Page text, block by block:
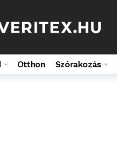
Otthon Szórakozás